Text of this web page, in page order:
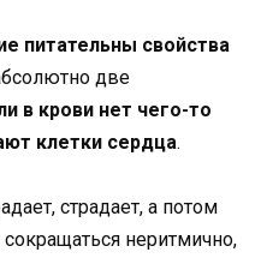
питательны свойства
две
в крови нет чего-то
клетки сердца.
страдает, а потом
неритмично,